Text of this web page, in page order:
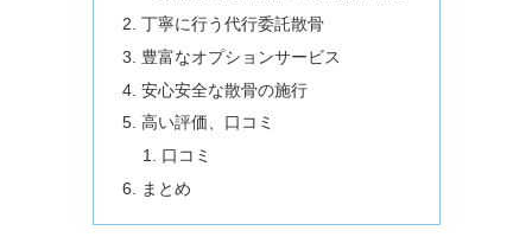
丁寧に行う代行委託散骨
豊富なオプションサービス
安心安全な散骨の施行
高い評価、口コミ
口コミ
まとめ